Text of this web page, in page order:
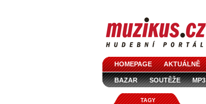
HOMEPAGE AKTUÁLNĚ
BAZAR SOUTĚŽE MP3
TAGY